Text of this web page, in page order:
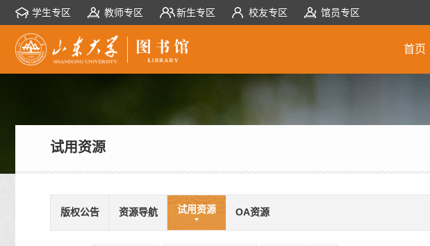
学生专区 教师专区 新生专区 校友专区 馆员专区
首页
试用资源
版权公告 资源导航 试用资源 OA资源